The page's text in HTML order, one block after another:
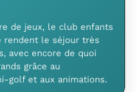
de jeux, le club enfants
rendent le séjour très
avec encore de quoi
grâce au
golf et aux animations.